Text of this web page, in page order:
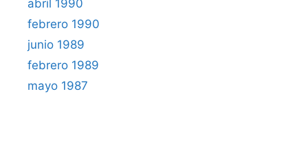
abril 1990
febrero 1990
junio 1989
febrero 1989
mayo 1987